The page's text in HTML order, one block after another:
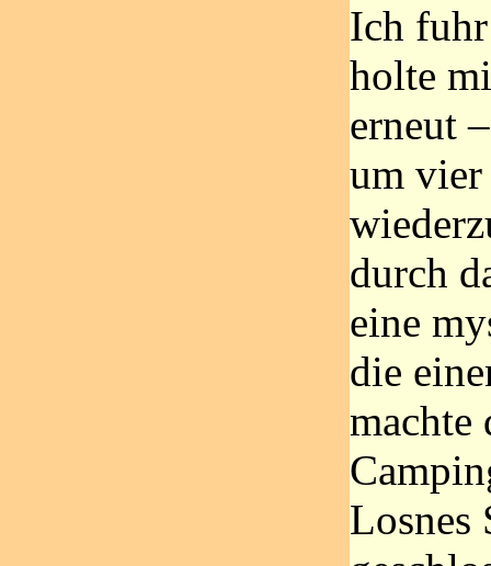
Ich
holte
erneut
um vier
durch
eine
die
machte
Losnes